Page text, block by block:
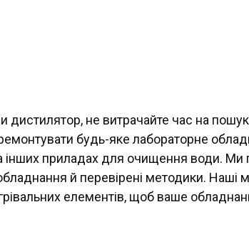
не витрачайте час на
будь-яке лабораторне
інших приладах для очищення води. Ми
й перевірені методики. Наші
елементів, щоб ваше